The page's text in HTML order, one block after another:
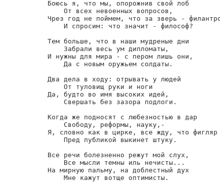
Боюсь я, что мы, опорожнив свой лоб
    От всех невоенных вопросов,
Чрез год не поймем, что за зверь -
    И спросим: что значит - философ?
Тем больше, что в наши мудреные дни
    Забрали весь ум дипломаты,
И нужны для мира - с пером лишь они,
    Да с новым оружьем солдаты.
Два дела в ходу: отрывать у людей
    От туловищ руки и ноги
Да, будто во имя высоких идей,
    Свершать без зазора подлоги.
Когда же подносят с любезностью в дар
    Свободу, реформы, науку,-
Я, словно как в цирке, все жду, что фигляр
    Пред публикой выкинет штуку.
Все речи болезненно режут мой слух,
    Все мысли темны иль нечисты...
На мирную пальму, на доблестный дух
    Мне кажут вотще оптимисты.